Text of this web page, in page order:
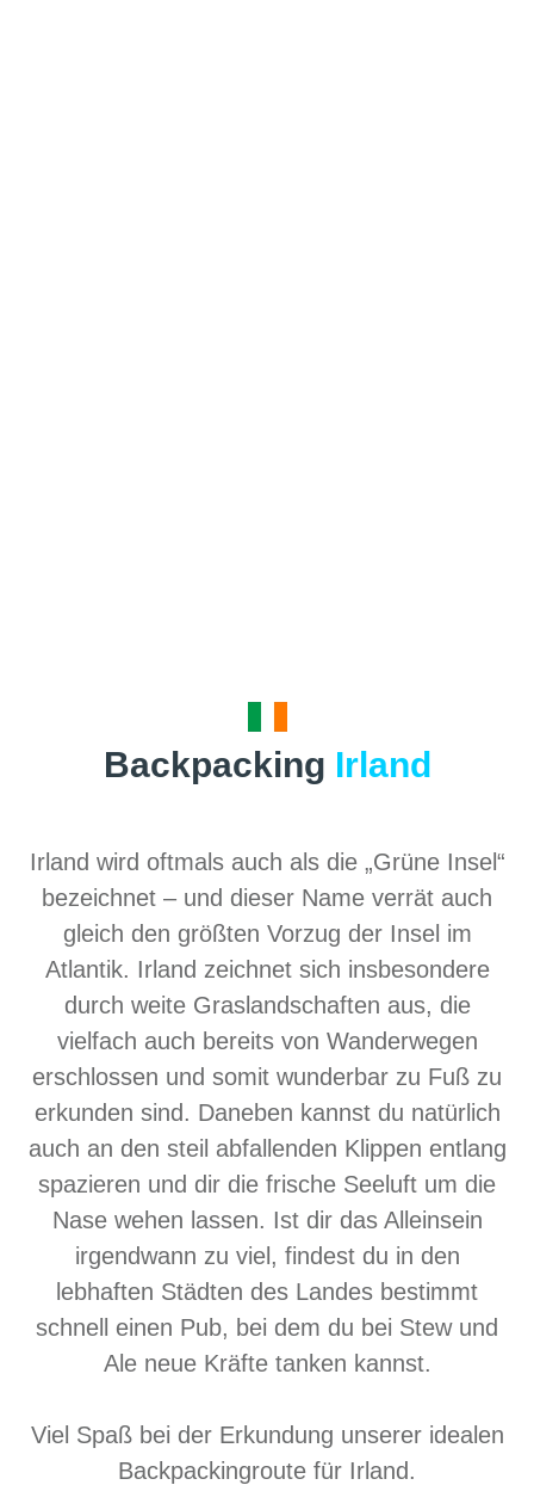
Backpacking Irland
Irland wird oftmals auch als die „Grüne Insel“
bezeichnet – und dieser Name verrät auch
gleich den größten Vorzug der Insel im
Atlantik. Irland zeichnet sich insbesondere
durch weite Graslandschaften aus, die
vielfach auch bereits von Wanderwegen
erschlossen und somit wunderbar zu Fuß zu
erkunden sind. Daneben kannst du natürlich
auch an den steil abfallenden Klippen entlang
spazieren und dir die frische Seeluft um die
Nase wehen lassen. Ist dir das Alleinsein
irgendwann zu viel, findest du in den
lebhaften Städten des Landes bestimmt
schnell einen Pub, bei dem du bei Stew und
Ale neue Kräfte tanken kannst.
Viel Spaß bei der Erkundung unserer idealen
Backpackingroute für Irland.